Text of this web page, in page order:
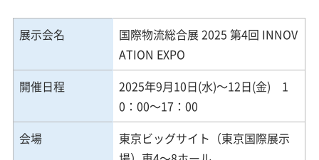
展示会名
国際物流総合展 2025 第4回 INNOV
ATION EXPO
開催日程
2025年9月10日(水)～12日(金) 1
0：00～17：00
会場
東京ビッグサイト（東京国際展示